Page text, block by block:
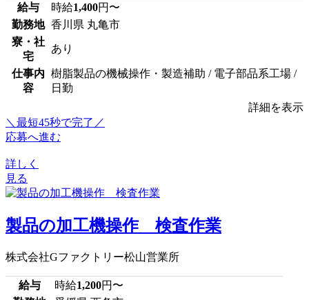
給与 時給1,400円〜
勤務地 香川県 丸亀市
寮・社
宅
あり
仕事内
容
樹脂製品の機械操作・製造補助 / 電子部品系工場 /
日勤
詳細を表示
＼最短45秒で完了／
応募へ進む
詳しく
見る
製品の加工機操作 検査作業
株式会社Gファクトリー松山営業所
給与 時給1,200円〜